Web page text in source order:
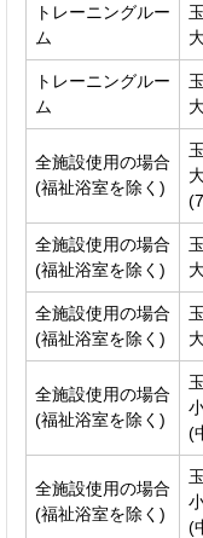
トレーニングルー
ム
トレーニングルー
ム
全施設使用の場合
(福祉浴室を除く)
全施設使用の場合
(福祉浴室を除く)
全施設使用の場合
(福祉浴室を除く)
全施設使用の場合
(福祉浴室を除く)
(
全施設使用の場合
(福祉浴室を除く)
(